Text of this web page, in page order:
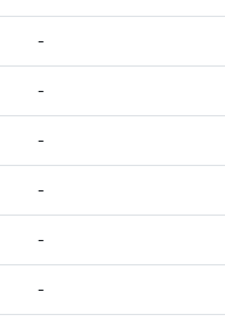
-
-
-
-
-
-